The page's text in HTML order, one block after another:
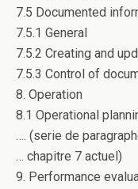
7.5 Documented
7.5.1 General
7.5.2 Creating and
7.5.3 Control of
8. Operation
8.1 Operational
…. (serie de
… chapitre 7 actuel)
9. Performance